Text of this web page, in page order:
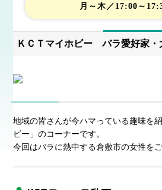
月～木／17:00～
ＫＣＴマイホビー バラ愛好家・
地域の皆さんが今ハマっている趣味を
ビー」のコーナーです。
今回はバラに熱中する倉敷市の女性をご